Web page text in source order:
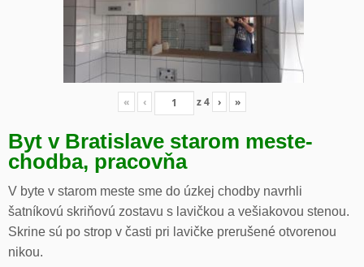
« ‹ z4 › »
Byt v Bratislave starom meste-
chodba, pracovňa
V byte v starom meste sme do úzkej chodby navrhli
šatníkovú skriňovú zostavu s lavičkou a vešiakovou stenou.
Skrine sú po strop v časti pri lavičke prerušené otvorenou
nikou.